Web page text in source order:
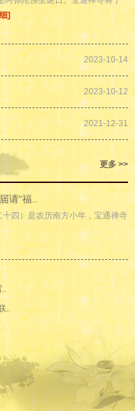
]
2023-10-14
2023-10-12
2021-12-31
更多 >>
请“福..
四）是农历南方小年，宝通禅寺
..
..